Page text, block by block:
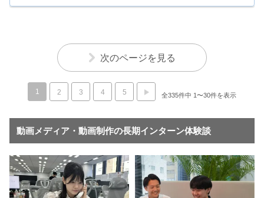
次のページを見る
1 2 3 4 5 全335件中 1〜30件を表示
動画メディア・動画制作の長期インターン体験談